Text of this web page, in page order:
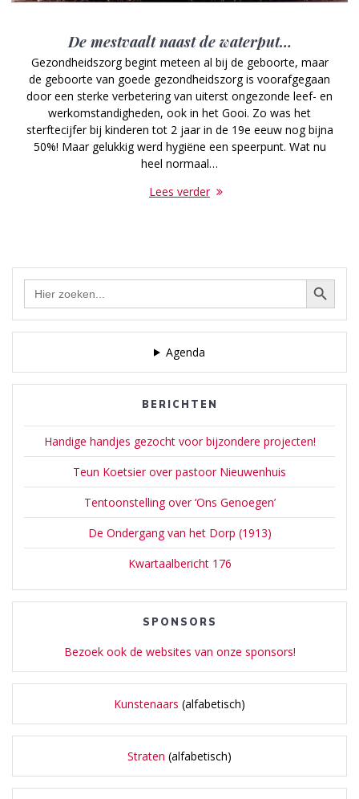
De mestvaalt naast de waterput…
Gezondheidszorg begint meteen al bij de geboorte, maar
de geboorte van goede gezondheidszorg is voorafgegaan
door een sterke verbetering van uiterst ongezonde leef- en
werkomstandigheden, ook in het Gooi. Zo was het
sterftecijfer bij kinderen tot 2 jaar in de 19e eeuw nog bijna
50%! Maar gelukkig werd hygiëne een speerpunt. Wat nu
heel normaal…
Lees verder
Zoek Zoekknop
Agenda
BERICHTEN
Handige handjes gezocht voor bijzondere projecten!
Teun Koetsier over pastoor Nieuwenhuis
Tentoonstelling over ‘Ons Genoegen’
De Ondergang van het Dorp (1913)
Kwartaalbericht 176
SPONSORS
Bezoek ook de websites van onze sponsors!
Kunstenaars (alfabetisch)
Straten (alfabetisch)